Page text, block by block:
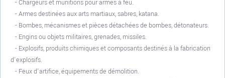
- Chargeurs et munitions pour armes à feu.
- Armes destinées aux arts martiaux, sabres, katana.
- Bombes, mécanismes et pièces détachées de bombes, détonateurs.
- Engins ou objets militaires, grenades, missiles.
- Explosifs, produits chimiques et composants destinés à la fabrication
d'explosifs.
- Feux d'artifice, équipements de démolition.